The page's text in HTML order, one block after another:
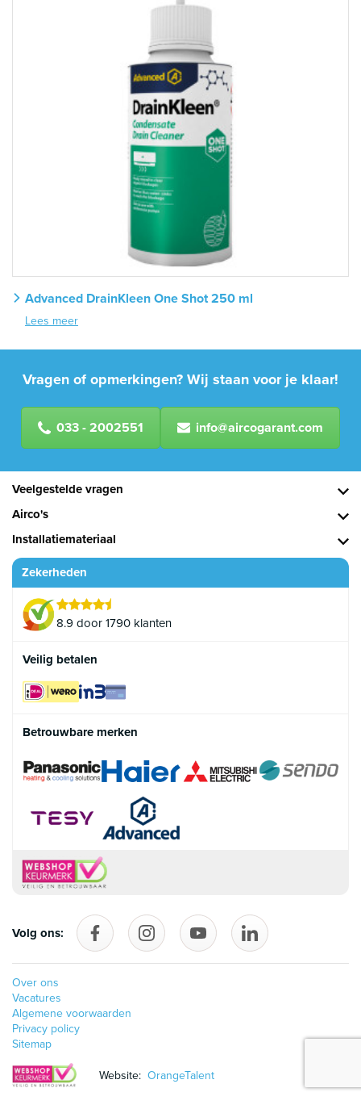
Advanced DrainKleen One Shot 250 ml
Lees meer
Vragen of opmerkingen? Wij staan voor je klaar!
033 - 2002551 info@aircogarant.com
Veelgestelde vragen
Airco's
Installatiemateriaal
Zekerheden
8.9 door 1790 klanten
Veilig betalen
Betrouwbare merken
Volg ons: Volg ons op Facebook
follow_us_on_instagram
Volg ons op YouTube
Over ons
Vacatures
Algemene voorwaarden
Privacy policy
Sitemap
Website: OrangeTalent